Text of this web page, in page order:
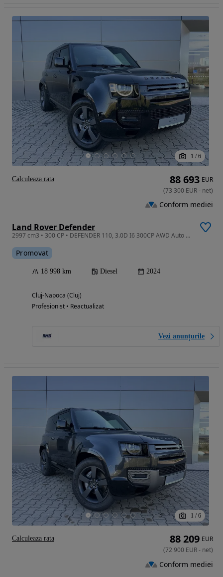
1 / 6
Land Rover Defender
2997 cm3 • 300 CP • DEFENDER 110, 3.0D I6 300CP AWD Auto MHEV X-Dynamic HSE
Promovat
18 998 km Diesel 2024
Cluj-Napoca (Cluj)
Profesionist • Reactualizat
Vezi anunțurile
88 693 EUR
(73 300 EUR- net)
Conform mediei
Calculeaza rata
1 / 6
88 209 EUR
(72 900 EUR- net)
Conform mediei
Calculeaza rata